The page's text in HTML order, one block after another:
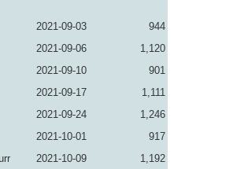
2021-09-03
944
2021-09-06
1,120
2021-09-10
901
2021-09-17
1,111
2021-09-24
1,246
2021-10-01
917
2021-10-09
1,192